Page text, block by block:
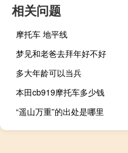
相关问题
摩托车 地平线
梦见和老爸去拜年好不好
多大年龄可以当兵
本田cb919摩托车多少钱
“遥山万重”的出处是哪里